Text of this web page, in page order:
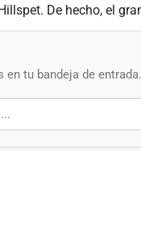
De hecho, el
tu bandeja de entrada.